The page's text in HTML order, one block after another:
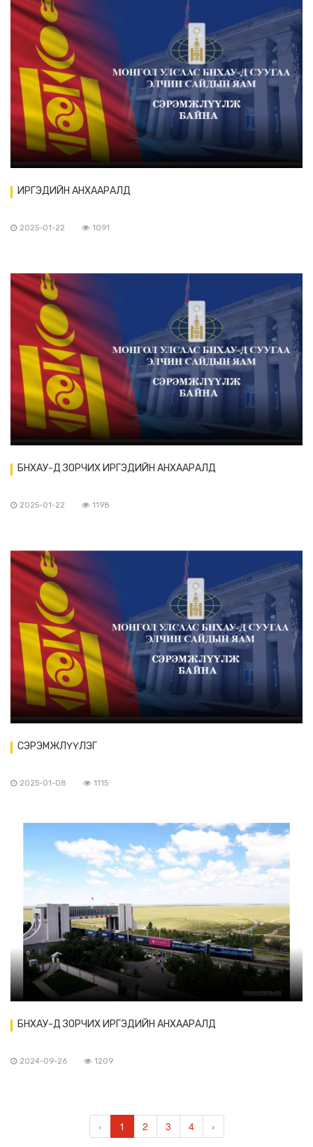
ИРГЭДИЙН АНХААРАЛД
2025-01-22 1091
БНХАУ-Д ЗОРЧИХ ИРГЭДИЙН АНХААРАЛД
2025-01-22 1198
СЭРЭМЖЛҮҮЛЭГ
2025-01-08 1115
БНХАУ-Д ЗОРЧИХ ИРГЭДИЙН АНХААРАЛД
2024-09-26 1209
‹ 1 2 3 4 ›